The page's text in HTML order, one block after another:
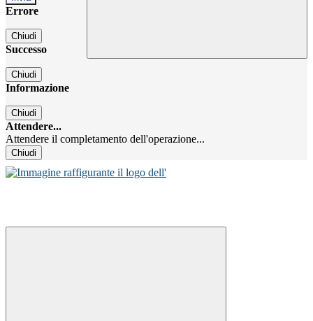
Errore
Chiudi
Successo
Chiudi
Informazione
Chiudi
Attendere...
Attendere il completamento dell'operazione...
Chiudi